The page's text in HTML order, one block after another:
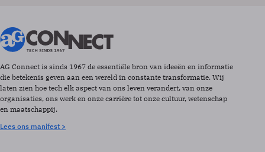
AG Connect is sinds 1967 de essentiële bron van ideeën en informatie
die betekenis geven aan een wereld in constante transformatie. Wij
laten zien hoe tech elk aspect van ons leven verandert, van onze
organisaties, ons werk en onze carrière tot onze cultuur, wetenschap
en maatschappij.
Lees ons manifest >